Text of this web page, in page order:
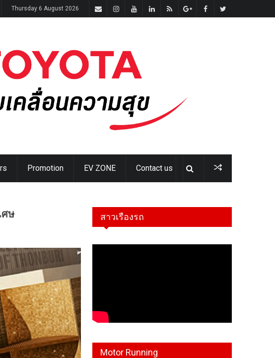
Thursday 6 August 2026
Promotion EV ZONE Contact us
ศษ สาวเรืองรถ
Motor Running